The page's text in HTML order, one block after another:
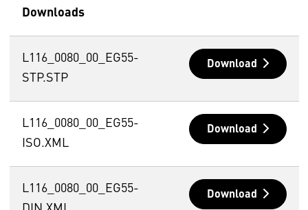
Downloads
L116_0080_00_EG55-
STP.STP
Download
L116_0080_00_EG55-
ISO.XML
Download
L116_0080_00_EG55-
Download